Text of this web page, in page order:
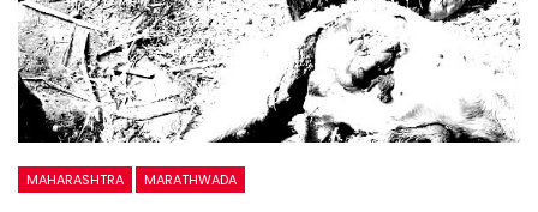
MAHARASHTRA MARATHWADA